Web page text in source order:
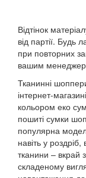
Відтінок
від партії. Будь
при повторних
вашим
Тканинні
інтернет-
кольором еко
пошиті сумки
популярна
навіть у
тканини – вкрай
складеному